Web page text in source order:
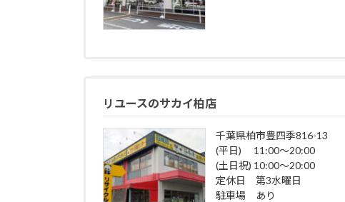
リユースのサカイ柏店
千葉県柏市豊四季816-13
(平日) 11:00～20:00
(土日祝) 10:00～20:00
定休日 第3水曜日
駐車場 あり